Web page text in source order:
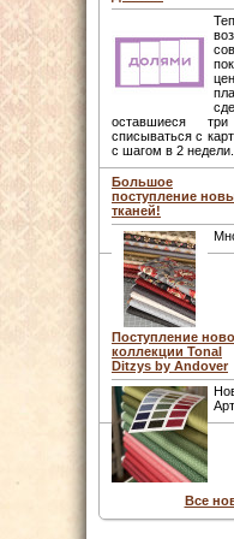
оставшиеся
списываться с
с шагом в 2 недели.
Большое
поступление
тканей!
Поступление
коллекции Tonal
Ditzys by Andover
Все